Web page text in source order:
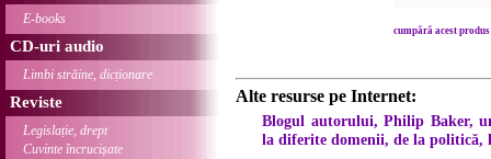
E-books
CD-uri audio
Limbi străine, dicționare
Reviste
Legislație, drept
Cuvinte încrucișate
cumpără acest produs
Alte resurse pe Internet:
Blogul autorului, Philip Baker,
la diferite domenii, de la politică,